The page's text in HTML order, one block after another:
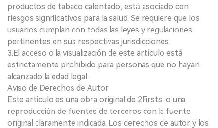
productos de tabaco calentado, está asociado con
riesgos significativos para la salud. Se requiere que los
usuarios cumplan con todas las leyes y regulaciones
pertinentes en sus respectivas jurisdicciones.
3.El acceso o la visualización de este artículo está
estrictamente prohibido para personas que no hayan
alcanzado la edad legal.
Aviso de Derechos de Autor
Este artículo es una obra original de 2Firsts o una
reproducción de fuentes de terceros con la fuente
original claramente indicada. Los derechos de autor y los